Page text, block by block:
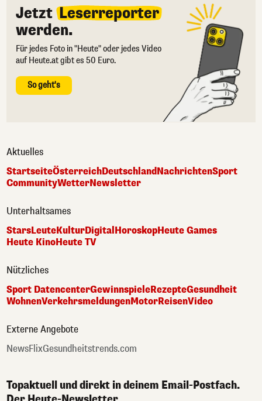
Jetzt Leserreporter
werden.
Für jedes Foto in "Heute" oder jedes Video
auf Heute.at gibt es 50 Euro.
So geht's
Aktuelles
StartseiteÖsterreichDeutschlandNachrichtenSport
CommunityWetterNewsletter
Unterhaltsames
StarsLeuteKulturDigital HoroskopHeute Games
Heute KinoHeute TV
Nützliches
Sport DatencenterGewinnspieleRezepteGesundheit
WohnenVerkehrsmeldungenMotorReisenVideo
Externe Angebote
NewsFlixGesundheitstrends.com
Topaktuell und direkt in deinem Email-Postfach.